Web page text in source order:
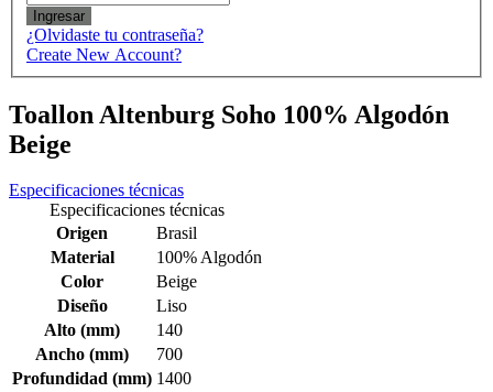
Ingresar
¿Olvidaste tu contraseña?
Create New Account?
Toallon Altenburg Soho 100% Algodón
Beige
Especificaciones técnicas
Especificaciones técnicas
Origen
Brasil
Material
100% Algodón
Color
Beige
Diseño
Liso
Alto (mm)
140
Ancho (mm)
700
Profundidad (mm) 1400